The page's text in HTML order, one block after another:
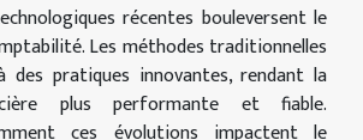
récentes bouleversent le
Les méthodes traditionnelles
des pratiques innovantes, rendant la
plus performante et fiable.
ces évolutions impactent le